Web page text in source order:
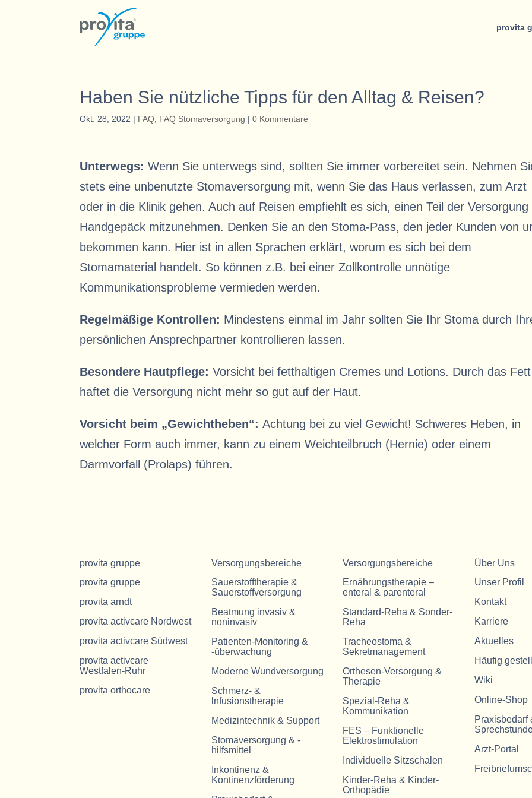
provita
Haben Sie nützliche Tipps für den Alltag & Reisen?
Okt. 28, 2022 | FAQ FAQ Stomaversorgung |0 Kommentare
Unterwegs:Wenn Sie unterwegs sind, sollten Sie immer vorbereitet sein. Nehmen
stets eine unbenutzte Stomaversorgung mit, wenn Sie das Haus verlassen, zum Arzt
oder in die Klinik gehen. Auch auf Reisen empfiehlt es sich, einen Teil der Versorgung
Handgepäck mitzunehmen. Denken Sie an den Stoma-Pass, den jeder Kunden von
bekommen kann. Hier ist in allen Sprachen erklärt, worum es sich bei dem
Stomamaterial handelt. So können z.B. bei einer Zollkontrolle unnötige
Kommunikationsprobleme vermieden werden.
Regelmäßige Kontrollen: Mindestens einmal im Jahr sollten Sie Ihr Stoma durch
persönlichen Ansprechpartner kontrollieren lassen.
Besondere Hautpflege:Vorsicht bei fetthaltigen Cremes und Lotions. Durch das Fett
haftet die Versorgung nicht mehr so gut auf der Haut.
Vorsicht beim „Gewichtheben“:Achtung bei zu viel Gewicht! Schweres Heben, in
welcher Form auch immer, kann zu einem Weichteilbruch (Hernie) oder einem
Darmvorfall (Prolaps) führen.
provita gruppe
provita gruppe
provita arndt
provita activcare Nordwest
provita activcare Südwest
provita activcare
Westfalen-Ruhr
provita orthocare
Versorgungsbereiche
Sauerstofftherapie &
Sauerstoffversorgung
Beatmung invasiv &
noninvasiv
Patienten-Monitoring &
-überwachung
Moderne Wundversorgung
Schmerz- &
lnfusionstherapie
Medizintechnik & Support
Stomaversorgung & -
hilfsmittel
Inkontinenz &
Kontinenzförderung
Versorgungsbereiche
Ernährungstherapie –
enteral & parenteral
Standard-Reha & Sonder-
Reha
Tracheostoma &
Sekretmanagement
Orthesen-Versorgung &
Therapie
Spezial-Reha &
Kommunikation
FES – Funktionelle
Elektrostimulation
Individuelle Sitzschalen
Kinder-Reha & Kinder-
Orthopädie
Über Uns
Unser Profil
Kontakt
Karriere
Aktuelles
Häufig
Wiki
Online-Shop
Praxisbedarf
Arzt-Portal